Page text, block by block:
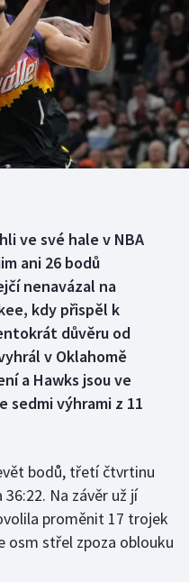
ve své hale v NBA
ani 26 bodů
nenavázal na
kdy přispěl k
důvěru od
v Oklahomě
a Hawks jsou ve
výhrami z 11
bodů, třetí čtvrtinu
Na závěr už jí
proměnit 17 trojek
osm střel zpoza oblouku